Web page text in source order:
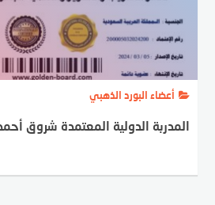
أعضاء البورد الذهبي
المدربة الدولية المعتمدة شروق